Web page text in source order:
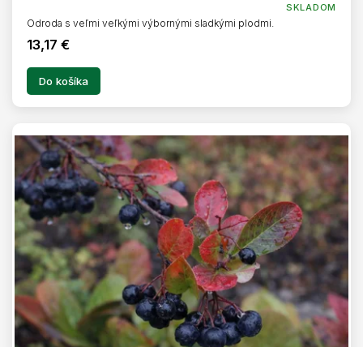
SKLADOM
13,17 €
Do košíka
Odroda s veľmi veľkými výbornými sladkými plodmi.